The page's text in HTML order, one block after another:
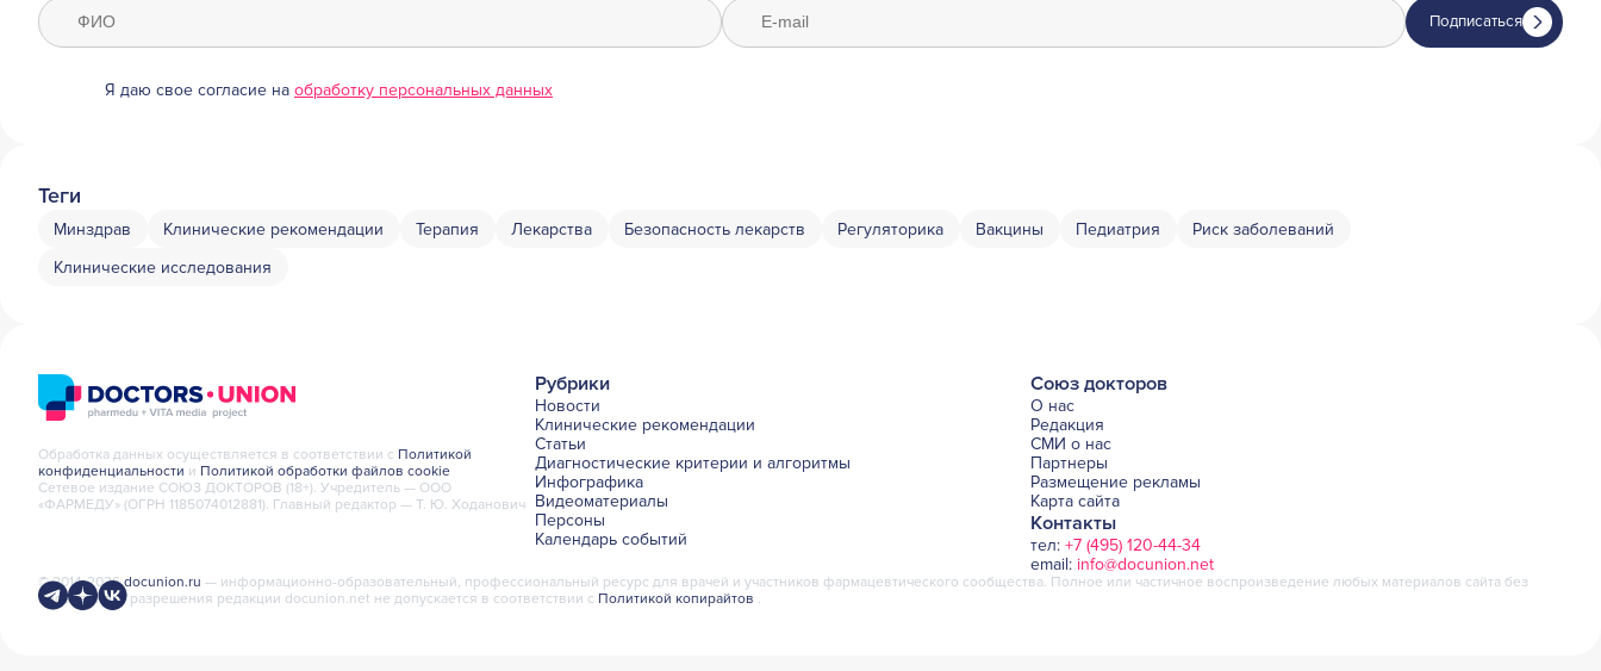
Я даю свое согласие на обработку персональных данных
Подписаться
Теги
Минздрав Клинические рекомендации Терапия Лекарства Безопасность лекарств Регуляторика Вакцины Педиатрия
Риск заболеваний
Клинические исследования
Рубрики
Новости
Клинические рекомендации
Статьи
Диагностические критерии и алгоритмы
Инфографика
Видеоматериалы
Персоны
Календарь событий
Союз докторов
О нас
Редакция
СМИ о нас
Партнеры
Размещение рекламы
Карта сайта
Контакты
тел:+7 (495) 120-44-34
email: info@docunion.net
Обработка данных осуществляется в соответствии с Политикой
конфиденциальности и Политикой обработки файлов cookie
Сетевое издание СОЮЗ ДОКТОРОВ (18+). Учредитель — ООО
«ФАРМЕДУ» (ОГРН 1185074012881). Главный редактор — Т. Ю. Ходанович
© 2014-2026docunion.ru — информационно-образовательный, профессиональный ресурс для врачей и участников фармацевтического сообщества. Полное или частичное воспроизведение любых материалов сайта без
письменного разрешения редакции docunion.net не допускается в соответствии с Политикой копирайтов .